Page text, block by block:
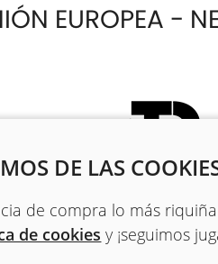
DE LAS
de compra lo más
de cookies y ¡seguimos
EUROPEA -